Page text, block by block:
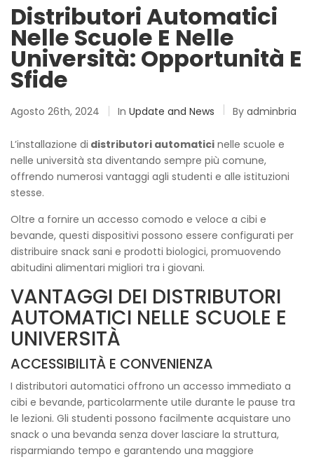
Distributori Automatici
Nelle Scuole E Nelle
Università: Opportunità E
Sfide
Agosto 26th, 2024 In Update and News By adminbria
L’installazione di distributori automatici nelle scuole e
nelle università sta diventando sempre più comune,
offrendo numerosi vantaggi agli studenti e alle istituzioni
stesse.
Oltre a fornire un accesso comodo e veloce a cibi e
bevande, questi dispositivi possono essere configurati per
distribuire snack sani e prodotti biologici, promuovendo
abitudini alimentari migliori tra i giovani.
VANTAGGI DEI DISTRIBUTORI
AUTOMATICI NELLE SCUOLE E
UNIVERSITÀ
ACCESSIBILITÀ E CONVENIENZA
I distributori automatici offrono un accesso immediato a
cibi e bevande, particolarmente utile durante le pause tra
le lezioni. Gli studenti possono facilmente acquistare uno
snack o una bevanda senza dover lasciare la struttura,
risparmiando tempo e garantendo una maggiore